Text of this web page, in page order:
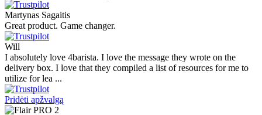
Martynas Sagaitis
Great product. Game changer.
Will
I absolutely love 4barista. I love the message they wrote on the
delivery box. I love that they compiled a list of resources for me to
utilize for lea ...
Pridėti apžvalgą